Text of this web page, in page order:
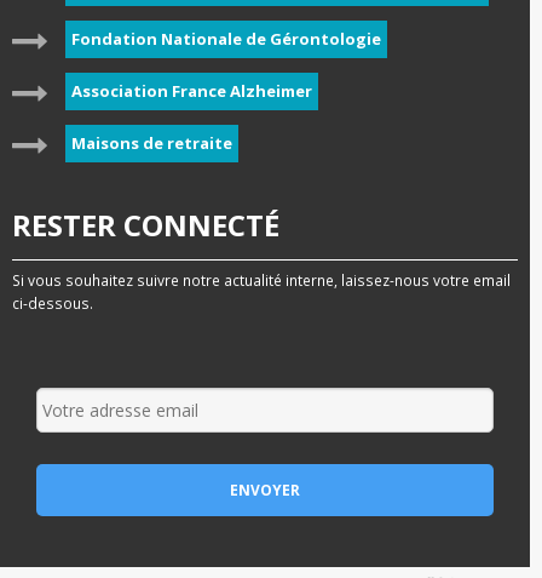
Fondation Nationale de Gérontologie
Association France Alzheimer
Maisons de retraite
RESTER CONNECTÉ
Si vous souhaitez suivre notre actualité interne, laissez-nous votre email
ci-dessous.